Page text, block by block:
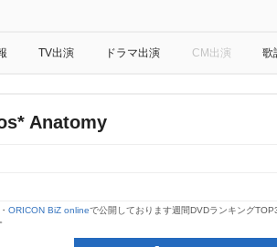
TV出演 ドラマ出演 CM出演 歌
Anatomy
ORICON BiZ onlineで公開しております週間DVDランキング